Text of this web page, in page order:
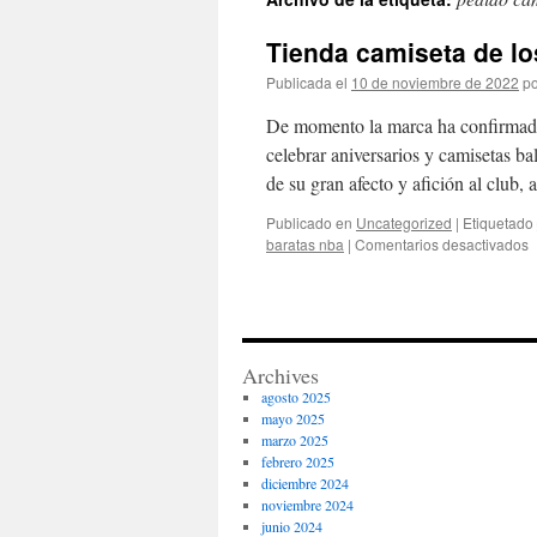
contenido
Tienda camiseta de
Publicada el 10 de noviembre de 2022
De momento la marca ha
celebrar aniversarios y camisetas
de su gran afecto y afición al club,
Publicado en Uncategorized | Etiquetado
baratas nba | Comentarios desactivadosen
Archives
agosto 2025
mayo 2025
marzo 2025
febrero 2025
diciembre 2024
noviembre 2024
junio 2024